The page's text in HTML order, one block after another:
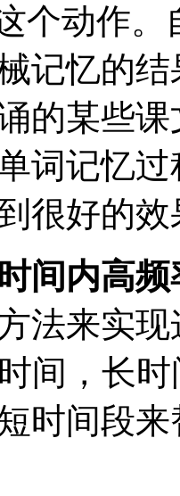
个动作
记忆的
的某些
词记忆
很好的效
间内高
法来实
间，长
时间段